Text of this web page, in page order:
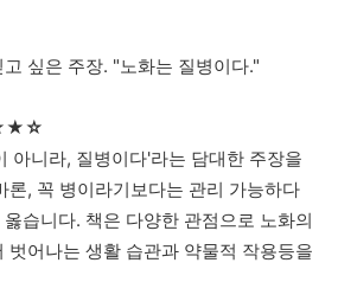
고 싶은 주장. "노화는 질병이다."
아니라, 질병이다'라는 담대한 주장을
론, 꼭 병이라기보다는 관리 가능하다
옳습니다. 책은 다양한 관점으로 노화의
벗어나는 생활 습관과 약물적 작용등을